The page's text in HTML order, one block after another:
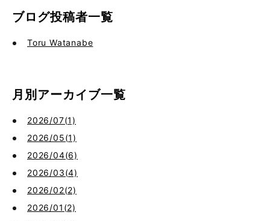
ブログ投稿者一覧
Toru Watanabe
月別アーカイブ一覧
2026/07(1)
2026/05(1)
2026/04(6)
2026/03(4)
2026/02(2)
2026/01(2)